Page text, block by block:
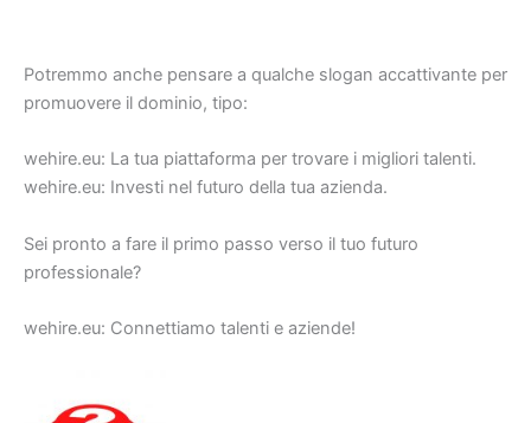
Potremmo anche pensare a qualche slogan accattivante per
promuovere il dominio, tipo:
wehire.eu: La tua piattaforma per trovare i migliori talenti.
wehire.eu: Investi nel futuro della tua azienda.
Sei pronto a fare il primo passo verso il tuo futuro
professionale?
wehire.eu: Connettiamo talenti e aziende!